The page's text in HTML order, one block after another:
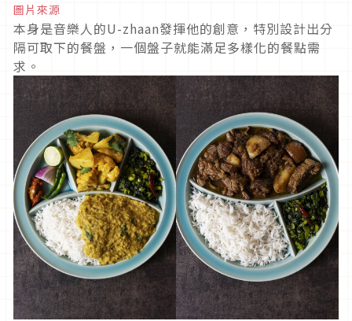
圖片來源
本身是音樂人的U-zhaan發揮他的創意，特別設計出分
隔可取下的餐盤，一個盤子就能滿足多樣化的餐點需
求。